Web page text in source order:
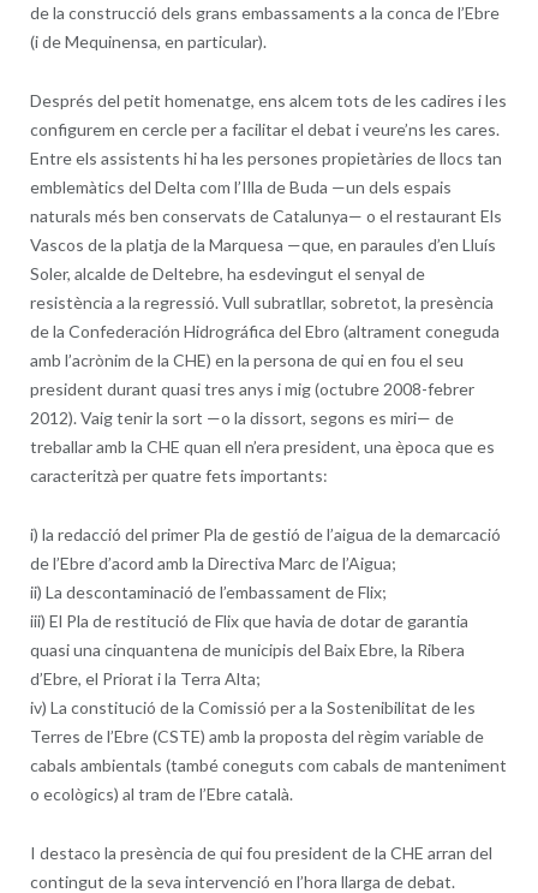
de la construcció dels grans embassaments a la conca de l’Ebre
(i de Mequinensa, en particular).
Després del petit homenatge, ens alcem tots de les cadires i les
configurem en cercle per a facilitar el debat i veure’ns les cares.
Entre els assistents hi ha les persones propietàries de llocs tan
emblemàtics del Delta com l’Illa de Buda —un dels espais
naturals més ben conservats de Catalunya— o el restaurant Els
Vascos de la platja de la Marquesa —que, en paraules d’en Lluís
Soler, alcalde de Deltebre, ha esdevingut el senyal de
resistència a la regressió. Vull subratllar, sobretot, la presència
de la Confederación Hidrográfica del Ebro (altrament coneguda
amb l’acrònim de la CHE) en la persona de qui en fou el seu
president durant quasi tres anys i mig (octubre 2008-febrer
2012). Vaig tenir la sort —o la dissort, segons es miri— de
treballar amb la CHE quan ell n’era president, una època que es
caracteritzà per quatre fets importants:
i) la redacció del primer Pla de gestió de l’aigua de la demarcació
de l’Ebre d’acord amb la Directiva Marc de l’Aigua;
ii) La descontaminació de l’embassament de Flix;
iii) El Pla de restitució de Flix que havia de dotar de garantia
quasi una cinquantena de municipis del Baix Ebre, la Ribera
d’Ebre, el Priorat i la Terra Alta;
iv) La constitució de la Comissió per a la Sostenibilitat de les
Terres de l’Ebre (CSTE) amb la proposta del règim variable de
cabals ambientals (també coneguts com cabals de manteniment
o ecològics) al tram de l’Ebre català.
I destaco la presència de qui fou president de la CHE arran del
contingut de la seva intervenció en l’hora llarga de debat.